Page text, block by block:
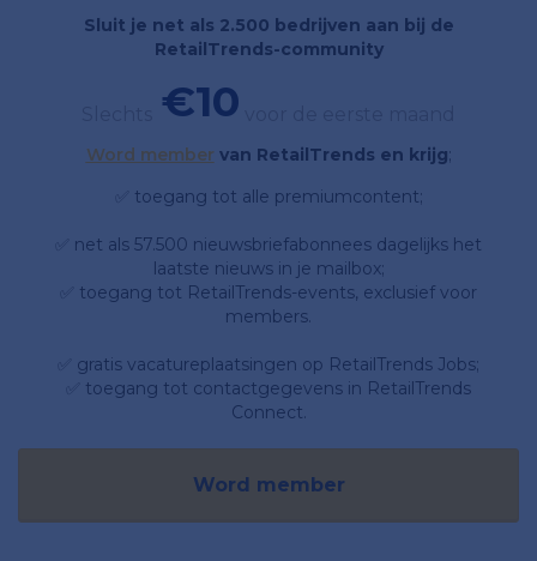
Sluit je net als 2.500 bedrijven aan bij de
RetailTrends-community
€10
Word member van RetailTrends en krijg;
✅ toegang tot alle premiumcontent;
✅ net als 57.500 nieuwsbriefabonnees dagelijks het
laatste nieuws in je mailbox;
✅ toegang tot RetailTrends-events, exclusief voor
members.
✅ gratis vacatureplaatsingen op RetailTrends Jobs;
✅ toegang tot contactgegevens in RetailTrends
Connect.
Word member